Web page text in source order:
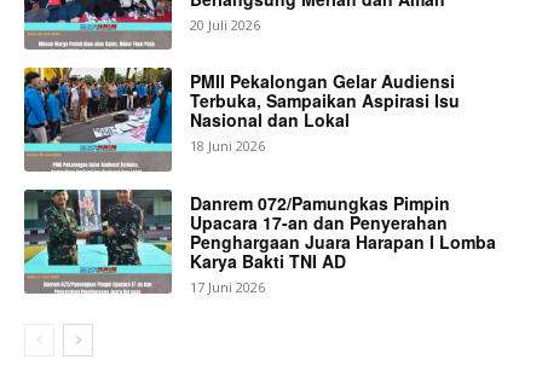
20 Juli 2026
PMII Pekalongan Gelar Audiensi
Terbuka, Sampaikan Aspirasi Isu
Nasional dan Lokal
18 Juni 2026
Danrem 072/Pamungkas Pimpin
Upacara 17-an dan Penyerahan
Penghargaan Juara Harapan I Lomba
Karya Bakti TNI AD
17 Juni 2026